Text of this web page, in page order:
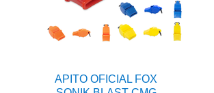
APITO OFICIAL FOX